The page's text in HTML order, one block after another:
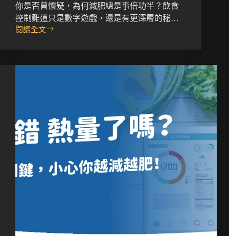
你是否曾懷疑，為何減肥總是事倍功半？飲食
控制難道只是數字遊戲，還是有更深層的秘…
閱讀全文